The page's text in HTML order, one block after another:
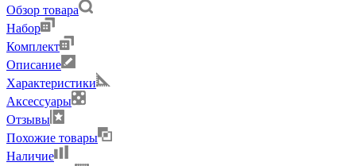
Обзор товара
Набор
Комплект
Описание
Характеристики
Аксессуары
Отзывы
Похожие товары
Наличие